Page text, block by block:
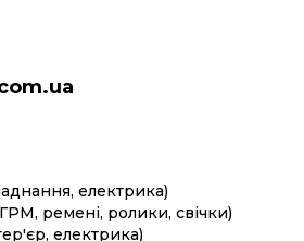
електрика)
ремені, ролики, свічки)
електрика)